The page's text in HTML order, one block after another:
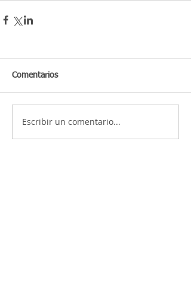
Comentarios
Escribir un comentario...